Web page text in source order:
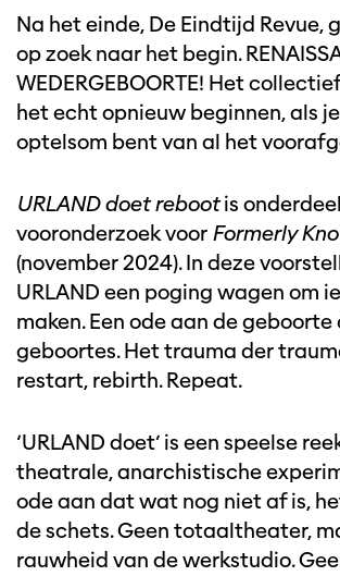
Na het einde, De Eindtijd Revue,
op zoek naar het begin.
WEDERGEBOORTE! Het
het echt opnieuw beginnen, als
optelsom bent van al het
URLAND doet rebootis
vooronderzoek voor Formerly
(november 2024). In deze
URLAND een poging wagen om
maken. Een ode aan de geboorte
geboortes. Het trauma der
restart, rebirth. Repeat.
‘URLAND doet’ is een speelse
theatrale, anarchistische
ode aan dat wat nog niet af is,
de schets. Geen totaaltheater,
rauwheid van de werkstudio.